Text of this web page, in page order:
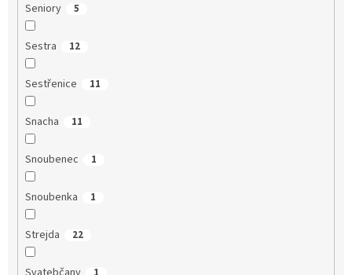
Seniory 5
Sestra 12
Sestřenice 11
Snacha 11
Snoubenec 1
Snoubenka 1
Strejda 22